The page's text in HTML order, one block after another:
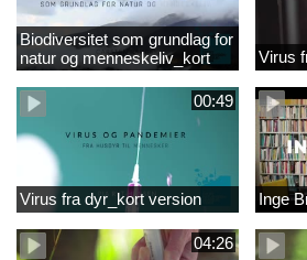
Biodiversitet som grundlag for
natur og menneskeliv_kort
version
Virus
00:49
Virus fra dyr_kort version Inge
04:26